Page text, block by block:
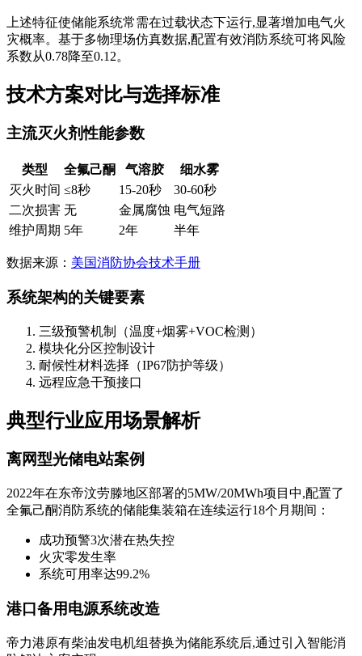
上述特征使储能系统常需在过载状态下运行,显著增加电气火
灾概率。基于多物理场仿真数据,配置有效消防系统可将风险
系数从0.78降至0.12。
技术方案对比与选择标准
主流灭火剂性能参数
类型 全氟己酮 气溶胶
细水雾
灭火时间 ≤8秒 15-20秒
30-60秒
二次损害 无 金属腐蚀 电气短路
维护周期 5年 2年 半年
数据来源： 美国消防协会技术手册
系统架构的关键要素
三级预警机制（温度+烟雾+VOC检测）
模块化分区控制设计
耐候性材料选择（IP67防护等级）
远程应急干预接口
典型行业应用场景解析
离网型光储电站案例
2022年在东帝汶劳滕地区部署的5MW/20MWh项目中,配置了
全氟己酮消防系统的储能集装箱在连续运行18个月期间：
成功预警3次潜在热失控
火灾零发生率
系统可用率达99.2%
港口备用电源系统改造
帝力港原有柴油发电机组替换为储能系统后,通过引入智能消